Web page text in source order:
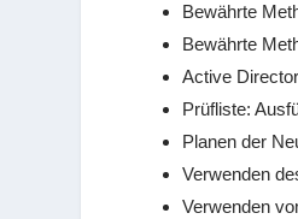
Bewährte
Bewährte
Active
Prüfliste:
Planen der
Verwenden
Verwenden